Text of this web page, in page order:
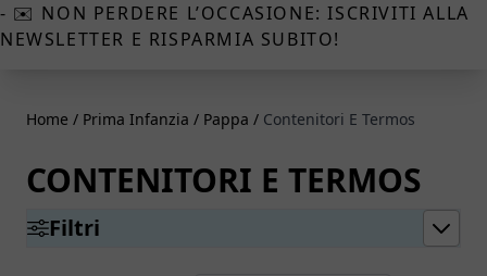
- ✉️ NON PERDERE L’OCCASIONE: ISCRIVITI ALLA
NEWSLETTER E RISPARMIA SUBITO!
Home / Prima Infanzia / Pappa / Contenitori E Termos
CONTENITORI E TERMOS
Filtri